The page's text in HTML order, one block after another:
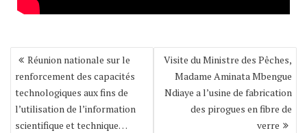
Navigation
l’article
Réunion nationale sur le
renforcement des capacités
technologiques aux fins de
l’utilisation de l’information
scientifique et technique…
Visite du Ministre des Pêches,
Madame Aminata Mbengue
Ndiaye a l’usine de fabrication
des pirogues en fibre de
verre